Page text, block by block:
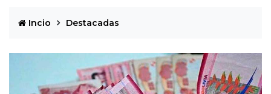
Incio Destacadas